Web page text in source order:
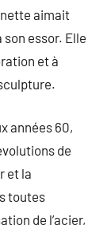
aimait
essor. Elle
et à
années 60,
de
et la
toutes
de l’acier,